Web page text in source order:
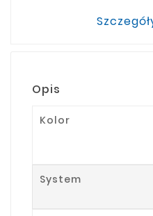
Opis
Kolor
System